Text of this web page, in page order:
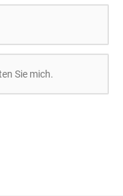
Sie mich.